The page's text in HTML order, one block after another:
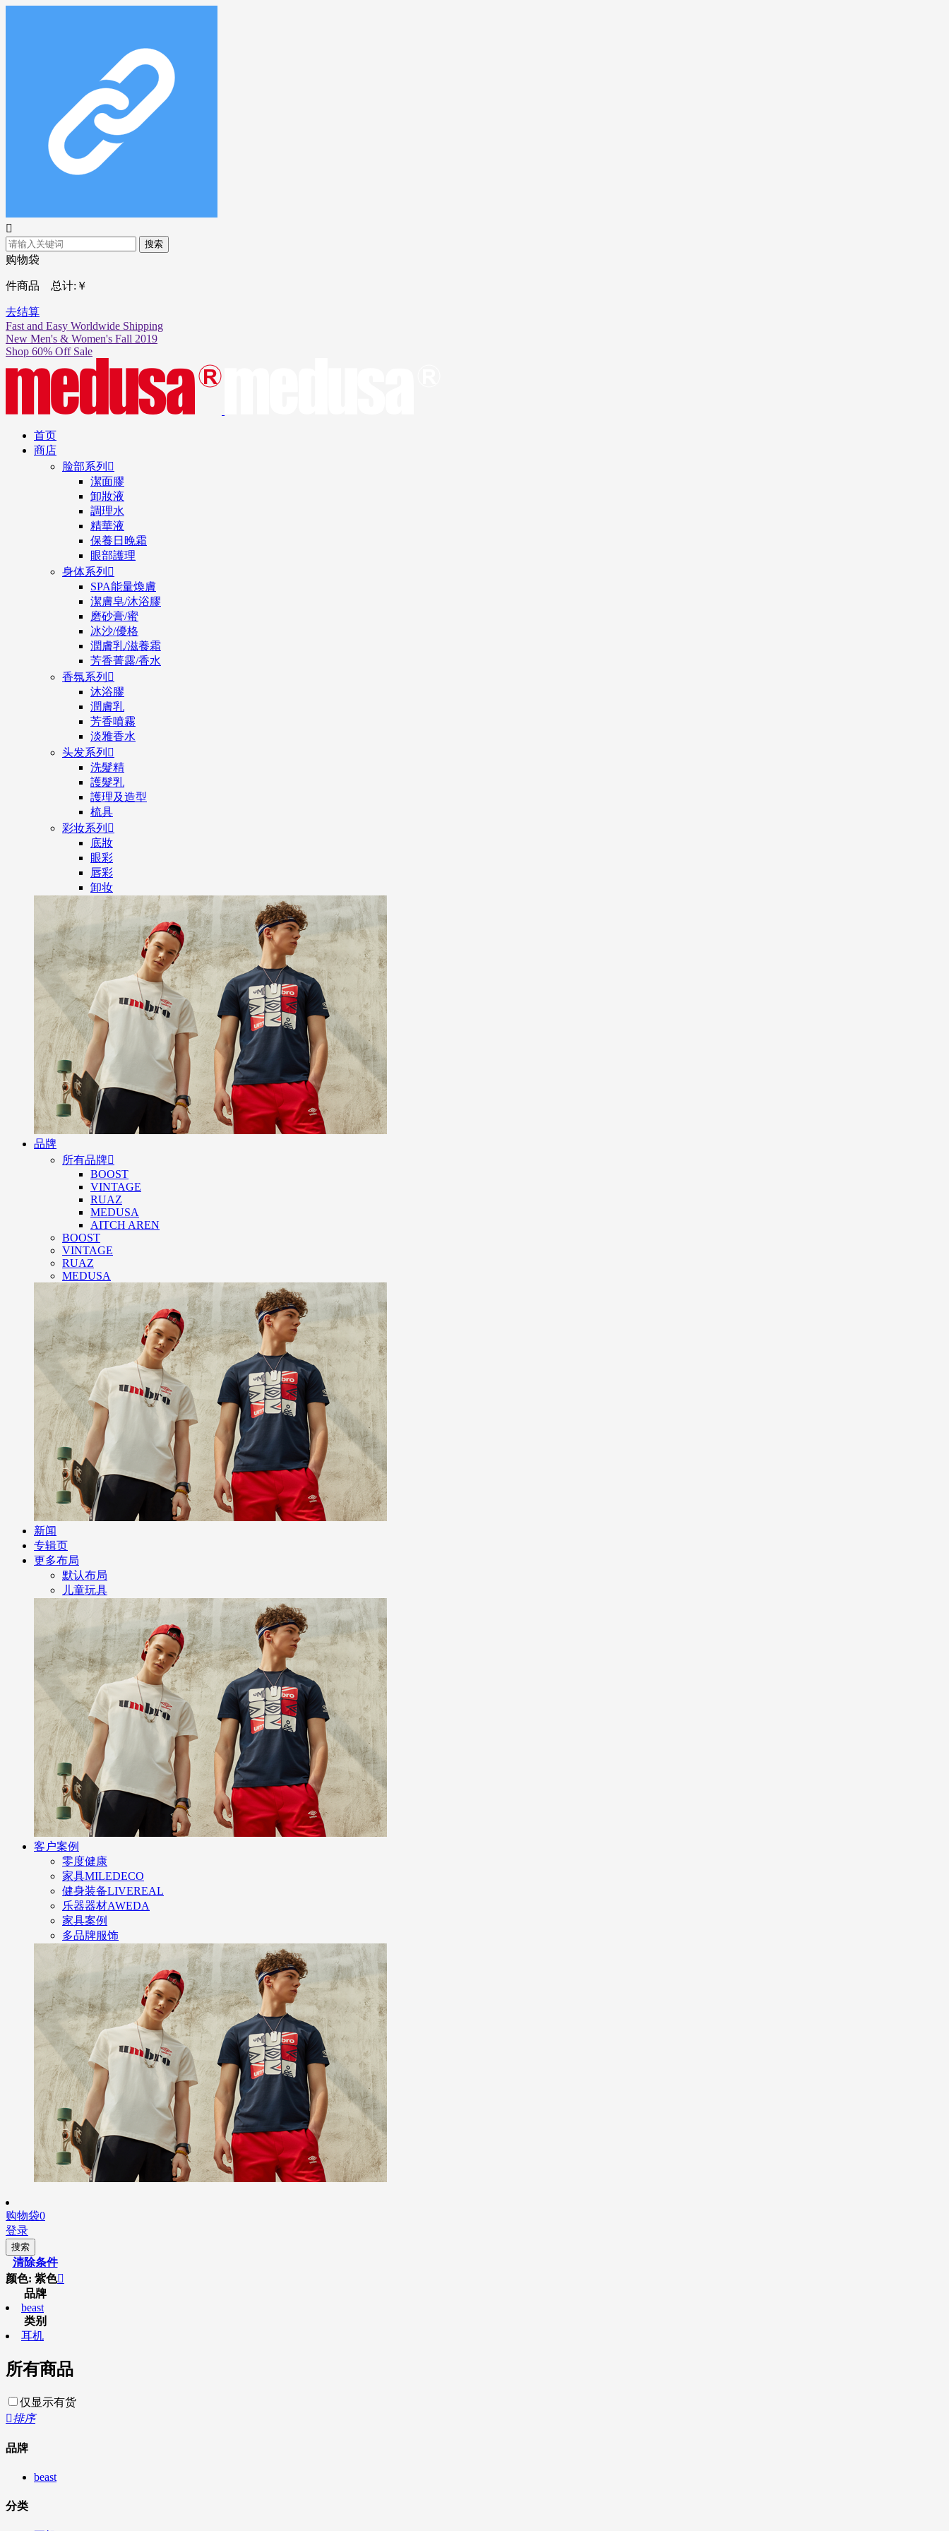

搜索
购物袋
件商品 总计: ￥
去结算
Fast and Easy Worldwide Shipping
New Men's & Women's Fall 2019
Shop 60% Off Sale
首页
商店
脸部系列 
潔面膠
卸妝液
調理水
精華液
保養日晚霜
眼部護理
身体系列 
SPA能量煥膚
潔膚皂/沐浴膠
磨砂膏/蜜
冰沙/優格
潤膚乳/滋養霜
芳香菁露/香水
香氛系列 
沐浴膠
潤膚乳
芳香噴霧
淡雅香水
头发系列 
洗髮精
護髮乳
護理及造型
梳具
彩妆系列 
底妝
眼彩
唇彩
卸妆
品牌
所有品牌
BOOST
VINTAGE
RUAZ
MEDUSA
AITCH AREN
BOOST
VINTAGE
RUAZ
MEDUSA
新闻
专辑页
更多布局
默认布局
儿童玩具
客户案例
零度健康
家具MILEDECO
健身装备LIVEREAL
乐器器材AWEDA
家具案例
多品牌服饰
购物袋0
登录
搜索
清除条件
颜色: 紫色
品牌
beast
类别
耳机
所有商品
仅显示有货
排序
品牌
beast
分类